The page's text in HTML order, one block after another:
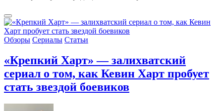
Обзоры Сериалы Статьи
«Крепкий Харт» — залихватский
сериал о том, как Кевин Харт пробует
стать звездой боевиков